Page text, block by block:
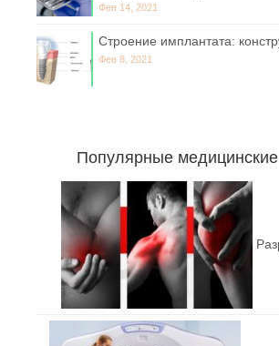
Фев 14, 2021
Строение имплантата:
Фев 8, 2021
Популярные медицинские